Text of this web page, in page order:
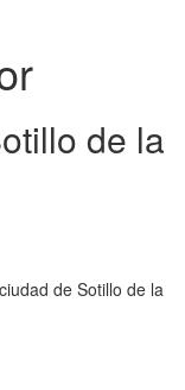
de la
de Sotillo de la